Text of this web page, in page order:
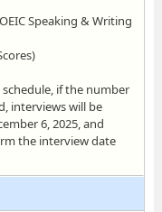
Speaking & Writing
if the number
interviews will be
6, 2025, and
the interview date